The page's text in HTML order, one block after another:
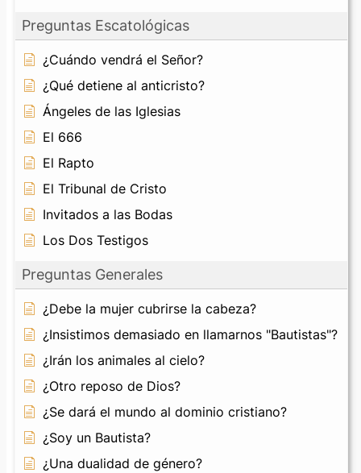
Preguntas Escatológicas
¿Cuándo vendrá el Señor?
¿Qué detiene al anticristo?
Ángeles de las Iglesias
El 666
El Rapto
El Tribunal de Cristo
Invitados a las Bodas
Los Dos Testigos
Preguntas Generales
¿Debe la mujer cubrirse la cabeza?
¿Insistimos demasiado en llamarnos "Bautistas"?
¿Irán los animales al cielo?
¿Otro reposo de Dios?
¿Se dará el mundo al dominio cristiano?
¿Soy un Bautista?
¿Una dualidad de género?